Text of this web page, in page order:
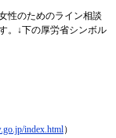
性のためのライン相談
。↓下の厚労省シンボル
index.html）